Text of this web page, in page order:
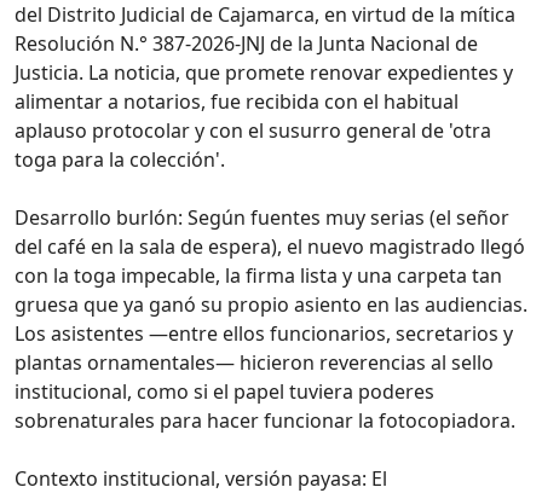
del Distrito Judicial de Cajamarca, en virtud de la mítica
Resolución N.° 387-2026-JNJ de la Junta Nacional de
Justicia. La noticia, que promete renovar expedientes y
alimentar a notarios, fue recibida con el habitual
aplauso protocolar y con el susurro general de 'otra
toga para la colección'.
Desarrollo burlón: Según fuentes muy serias (el señor
del café en la sala de espera), el nuevo magistrado llegó
con la toga impecable, la firma lista y una carpeta tan
gruesa que ya ganó su propio asiento en las audiencias.
Los asistentes —entre ellos funcionarios, secretarios y
plantas ornamentales— hicieron reverencias al sello
institucional, como si el papel tuviera poderes
sobrenaturales para hacer funcionar la fotocopiadora.
Contexto institucional, versión payasa: El